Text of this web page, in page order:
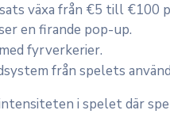
växa från €5 till €100
en firande pop-up.
fyrverkerier.
från spelets
i spelet där